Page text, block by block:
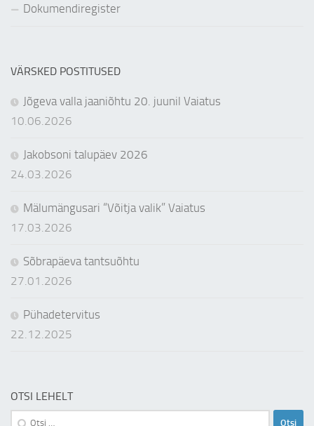
Dokumendiregister
VÄRSKED POSTITUSED
Jõgeva valla jaaniõhtu 20. juunil Vaiatus
10.06.2026
Jakobsoni talupäev 2026
24.03.2026
Mälumängusari “Võitja valik” Vaiatus
17.03.2026
Sõbrapäeva tantsuõhtu
27.01.2026
Pühadetervitus
22.12.2025
OTSI LEHELT
Otsi: